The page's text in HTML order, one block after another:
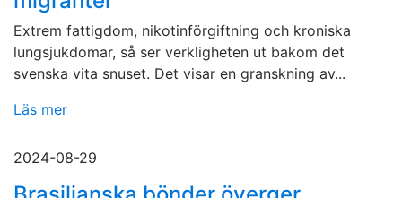
Extrem fattigdom, nikotinförgiftning och kroniska
lungsjukdomar, så ser verkligheten ut bakom det
svenska vita snuset. Det visar en granskning av...
Läs mer
2024-08-29